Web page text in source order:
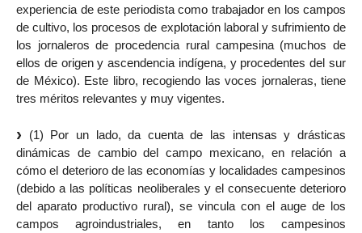
experiencia de este periodista como trabajador en los campos
de cultivo, los procesos de explotación laboral y sufrimiento de
los jornaleros de procedencia rural campesina (muchos de
ellos de origen y ascendencia indígena, y procedentes del sur
de México). Este libro, recogiendo las voces jornaleras, tiene
tres méritos relevantes y muy vigentes.
(1) Por un lado, da cuenta de las intensas y drásticas
dinámicas de cambio del campo mexicano, en relación a
cómo el deterioro de las economías y localidades campesinos
(debido a las políticas neoliberales y el consecuente deterioro
del aparato productivo rural), se vincula con el auge de los
campos agroindustriales, en tanto los campesinos